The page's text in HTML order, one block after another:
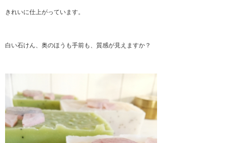
きれいに仕上がっています。
白い石けん、奥のほうも手前も、質感が見えますか？